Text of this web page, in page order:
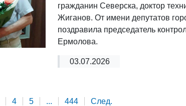
гражданин Северска, доктор
Жиганов. От имени депутатов
поздравила председатель
Ермолова.
03.07.2026
4 5 ... 444 След.